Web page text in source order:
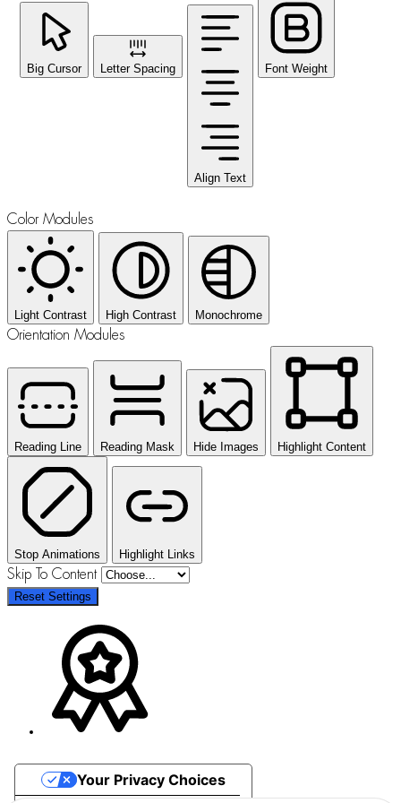
Big Cursor Letter Spacing
Align Text
Font Weight
Color Modules
Light Contrast High Contrast Monochrome
Orientation Modules
Reading Line Reading Mask Hide Images Highlight Content
Stop Animations Highlight Links
Skip To Content
Reset Settings
Your Privacy Choices